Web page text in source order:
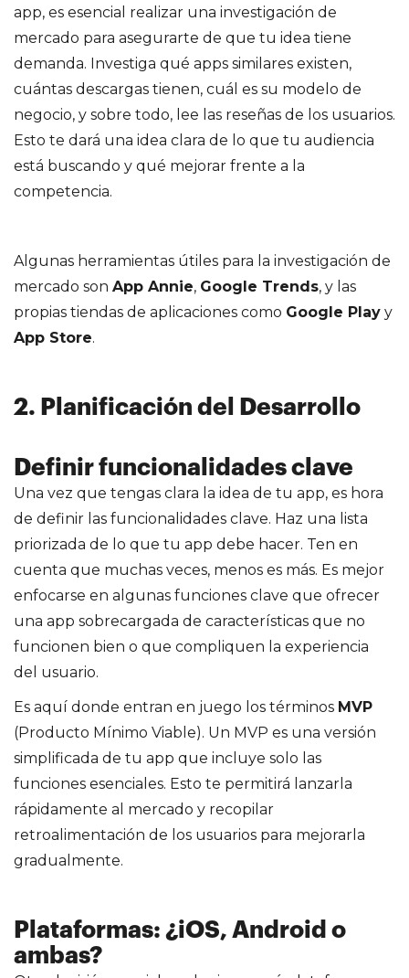
app, es esencial realizar una investigación de
mercado para asegurarte de que tu idea tiene
demanda. Investiga qué apps similares existen,
cuántas descargas tienen, cuál es su modelo de
negocio, y sobre todo, lee las reseñas de los usuarios.
Esto te dará una idea clara de lo que tu audiencia
está buscando y qué mejorar frente a la
competencia.
Algunas herramientas útiles para la investigación de
mercado son App Annie, Google Trends, y las
propias tiendas de aplicaciones como Google Play y
App Store.
2. Planificación del Desarrollo
Definir funcionalidades clave
Una vez que tengas clara la idea de tu app, es hora
de definir las funcionalidades clave. Haz una lista
priorizada de lo que tu app debe hacer. Ten en
cuenta que muchas veces, menos es más. Es mejor
enfocarse en algunas funciones clave que ofrecer
una app sobrecargada de características que no
funcionen bien o que compliquen la experiencia
del usuario.
Es aquí donde entran en juego los términos MVP
(Producto Mínimo Viable). Un MVP es una versión
simplificada de tu app que incluye solo las
funciones esenciales. Esto te permitirá lanzarla
rápidamente al mercado y recopilar
retroalimentación de los usuarios para mejorarla
gradualmente.
Plataformas: ¿iOS, Android o
ambas?